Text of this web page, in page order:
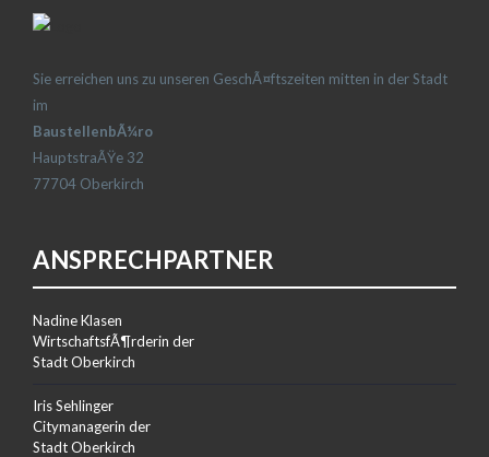
Sie erreichen uns zu unseren GeschÃ¤ftszeiten mitten in der Stadt
im
BaustellenbÃ¼ro
HauptstraÃŸe 32
77704 Oberkirch
ANSPRECHPARTNER
Nadine Klasen
WirtschaftsfÃ¶rderin der
Stadt Oberkirch
Iris Sehlinger
Citymanagerin der
Stadt Oberkirch